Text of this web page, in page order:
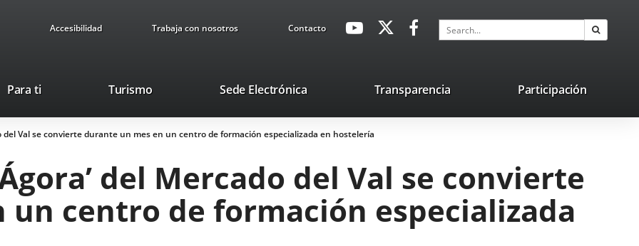
Accesibilidad Trabaja con nosotros ContactoavaHeaderSocial
Link
Link
application.
application.
Search
Para ti TurismoThis
will
open
a
pop-
window.
Sede ElectrónicaLink
external
application.
Transparencia Participación
del Val se convierte durante un mes en un centro de formación especializada en hostelería
del Mercado del Val se convierte
centro de formación especializada